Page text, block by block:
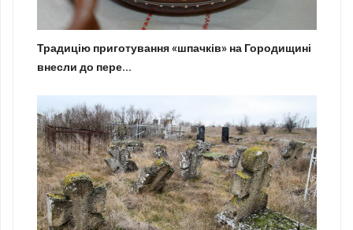
Традицію приготування «шпачків» на Городищині
внесли до пере...